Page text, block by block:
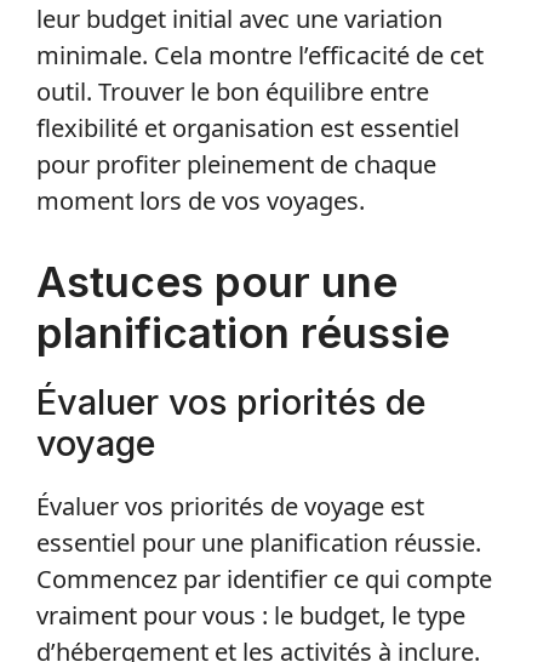
leur budget initial avec une variation
minimale. Cela montre l’efficacité de cet
outil. Trouver le bon équilibre entre
flexibilité et organisation est essentiel
pour profiter pleinement de chaque
moment lors de vos voyages.
Astuces pour une
planification réussie
Évaluer vos priorités de
voyage
Évaluer vos priorités de voyage est
essentiel pour une planification réussie.
Commencez par identifier ce qui compte
vraiment pour vous : le budget, le type
d’hébergement et les activités à inclure.